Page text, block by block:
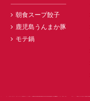
朝食スープ餃子
鹿児島うんまか豚
モテ鍋